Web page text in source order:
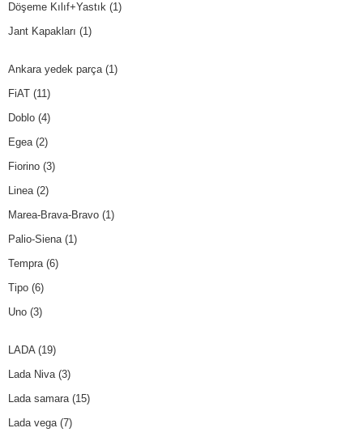
Döşeme Kılıf+Yastık (1)
Jant Kapakları (1)
Ankara yedek parça(1)
FiAT (11)
Doblo (4)
Egea(2)
Fiorino (3)
Linea(2)
Marea-Brava-Bravo (1)
Palio-Siena(1)
Tempra(6)
Tipo (6)
Uno (3)
LADA(19)
Lada Niva(3)
Lada samara(15)
Lada vega(7)